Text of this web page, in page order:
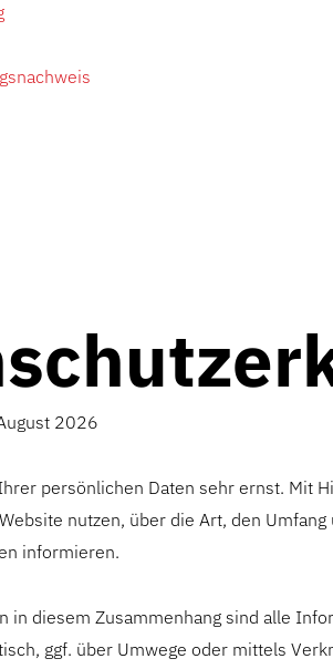
2026
persönlichen Daten sehr ernst. Mit
nutzen, über die Art, den
informieren.
in diesem Zusammenhang sind alle
ggf. über Umwege oder mittels